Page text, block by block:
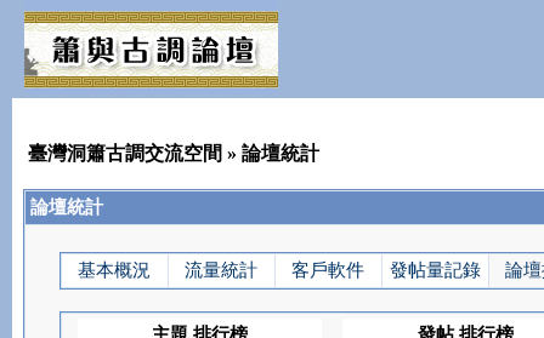
臺灣洞簫古調交流空間 » 論壇統計
論壇統計
基本概況 流量統計 客戶軟件 發帖量記錄 論
主題 排行榜
發帖 排行榜